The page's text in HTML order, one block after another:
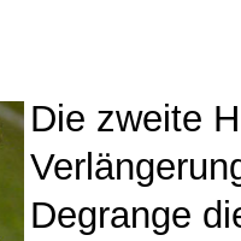
Die zweite
Degrange